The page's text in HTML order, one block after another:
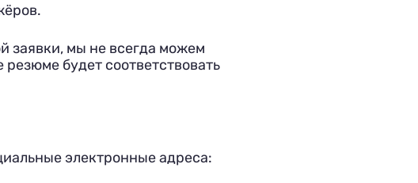
заявки, мы не всегда можем
будет соответствовать
электронные адреса: